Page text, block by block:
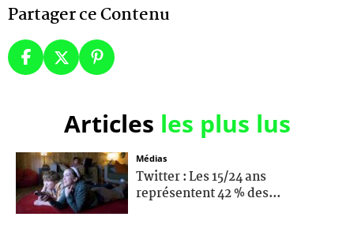
Partager ce Contenu
Articles les plus lus
Médias
Twitter : Les 15/24 ans
représentent 42 % des...